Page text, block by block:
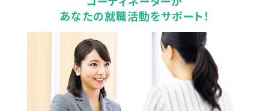
あなたの就職活動をサポート！